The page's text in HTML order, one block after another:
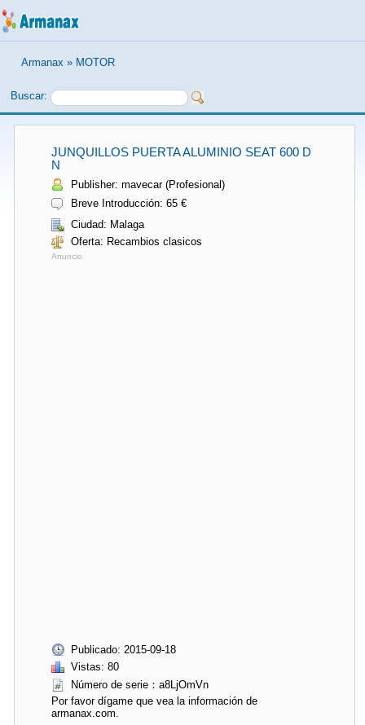
Armanax » MOTOR
Buscar:
JUNQUILLOS PUERTA ALUMINIO SEAT 600 D
N
Publisher: mavecar (Profesional)
Breve Introducción: 65 €
Ciudad: Malaga
Oferta: Recambios clasicos
Anuncio
Publicado: 2015-09-18
Vistas: 80
Número de serie：a8LjOmVn
Por favor dígame que vea la información de
armanax.com.